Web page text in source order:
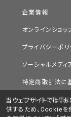
企業情報
オンラインショ
プライバシーポリ
ソーシャルメディ
特定商取引法に
サイトのご利用
当ウェブサイトでは、
供するため、Cookieを